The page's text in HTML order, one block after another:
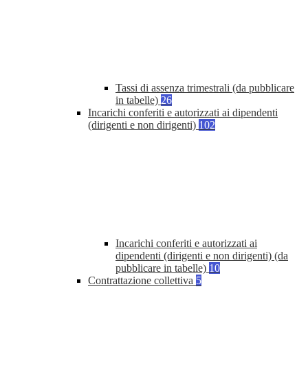
Tassi di assenza trimestrali (da pubblicare
in tabelle) 26
Incarichi conferiti e autorizzati ai dipendenti
(dirigenti e non dirigenti) 102
Incarichi conferiti e autorizzati ai
dipendenti (dirigenti e non dirigenti) (da
pubblicare in tabelle) 10
Contrattazione collettiva 5